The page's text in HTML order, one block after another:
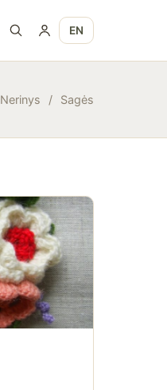
EN
Nerinys / Sagės